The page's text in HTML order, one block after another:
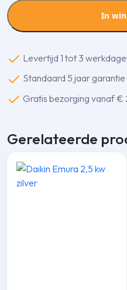
Laag
Statisch
In
Levertijd 1 tot 3
Standaard 5 jaar
Gratis bezorging vanaf €
Gerelateerde